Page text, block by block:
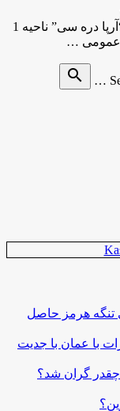
افتتاح مدرسه شش کلاسه خیرساز روستای “آرپا دره سی” ناحیه 1
عمومی …
search
تنگه هرمز حاصل
با عمان با جدیت